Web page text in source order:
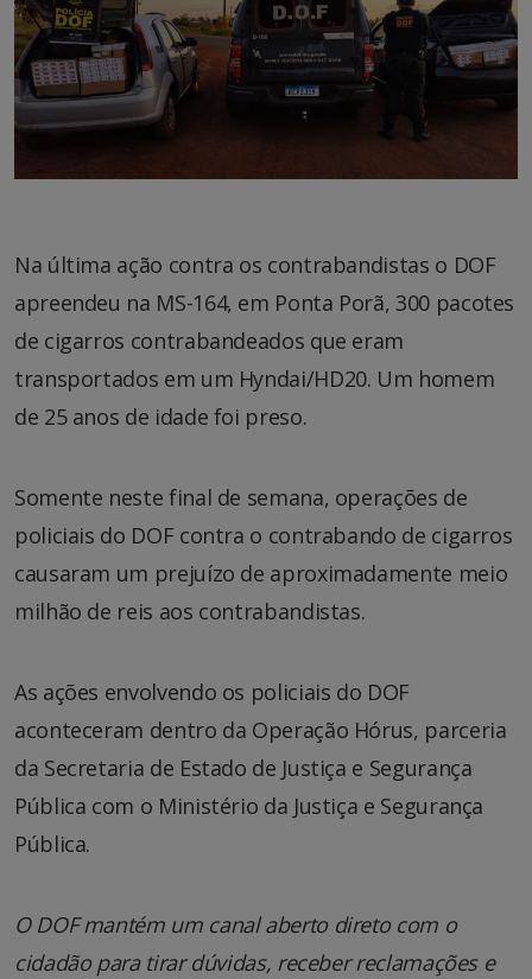
Na última ação contra os contrabandistas o DOF
apreendeu na MS-164, em Ponta Porã, 300 pacotes
de cigarros contrabandeados que eram
transportados em um Hyndai/HD20. Um homem
de 25 anos de idade foi preso.
Somente neste final de semana, operações de
policiais do DOF contra o contrabando de cigarros
causaram um prejuízo de aproximadamente meio
milhão de reis aos contrabandistas.
As ações envolvendo os policiais do DOF
aconteceram dentro da Operação Hórus, parceria
da Secretaria de Estado de Justiça e Segurança
Pública com o Ministério da Justiça e Segurança
Pública.
O DOF mantém um canal aberto direto com o
cidadão para tirar dúvidas, receber reclamações e